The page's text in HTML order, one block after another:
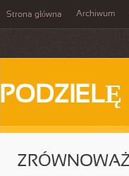
Strona główna Archiwum
PODZIELĘ